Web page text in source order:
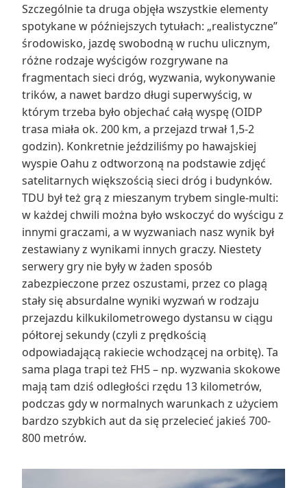
Szczególnie ta druga objęła wszystkie elementy
spotykane w późniejszych tytułach: „realistyczne”
środowisko, jazdę swobodną w ruchu ulicznym,
różne rodzaje wyścigów rozgrywane na
fragmentach sieci dróg, wyzwania, wykonywanie
trików, a nawet bardzo długi superwyścig, w
którym trzeba było objechać całą wyspę (OIDP
trasa miała ok. 200 km, a przejazd trwał 1,5-2
godzin). Konkretnie jeździliśmy po hawajskiej
wyspie Oahu z odtworzoną na podstawie zdjęć
satelitarnych większością sieci dróg i budynków.
TDU był też grą z mieszanym trybem single-multi:
w każdej chwili można było wskoczyć do wyścigu z
innymi graczami, a w wyzwaniach nasz wynik był
zestawiany z wynikami innych graczy. Niestety
serwery gry nie były w żaden sposób
zabezpieczone przez oszustami, przez co plagą
stały się absurdalne wyniki wyzwań w rodzaju
przejazdu kilkukilometrowego dystansu w ciągu
półtorej sekundy (czyli z prędkością
odpowiadającą rakiecie wchodzącej na orbitę). Ta
sama plaga trapi też FH5 – np. wyzwania skokowe
mają tam dziś odległości rzędu 13 kilometrów,
podczas gdy w normalnych warunkach z użyciem
bardzo szybkich aut da się przelecieć jakieś 700-
800 metrów.